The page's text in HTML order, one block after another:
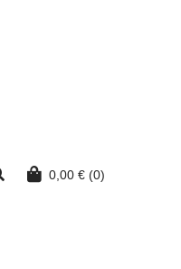
0,00 € (0)